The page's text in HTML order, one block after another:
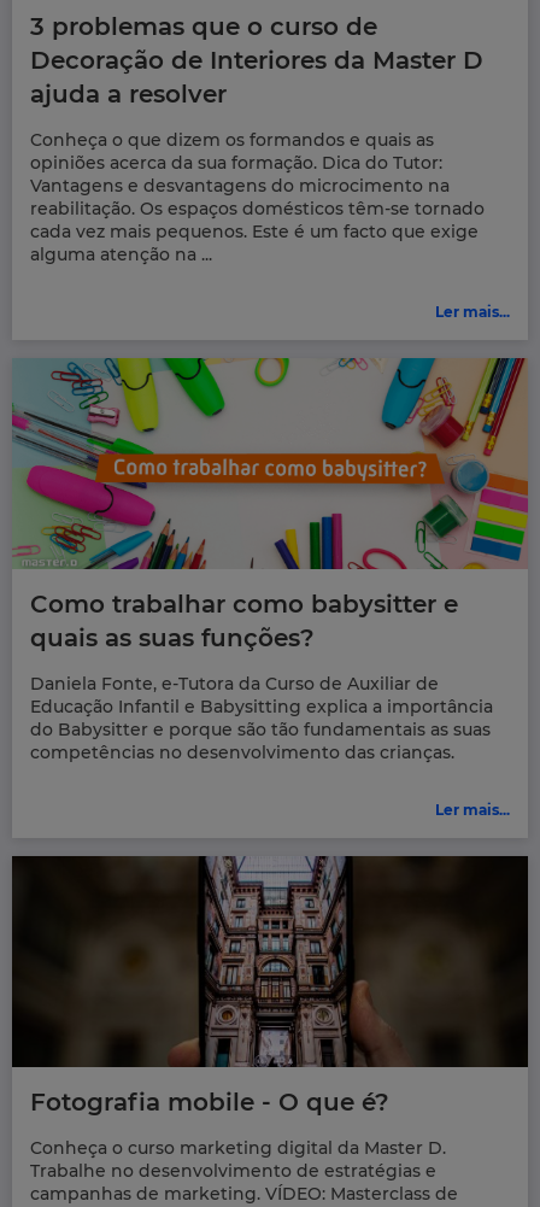
3 problemas que o curso de
Decoração de Interiores da Master D
ajuda a resolver
Conheça o que dizem os formandos e quais as
opiniões acerca da sua formação. Dica do Tutor:
Vantagens e desvantagens do microcimento na
reabilitação. Os espaços domésticos têm-se tornado
cada vez mais pequenos. Este é um facto que exige
alguma atenção na ...
Ler mais...
Como trabalhar como babysitter e
quais as suas funções?
Daniela Fonte, e-Tutora da Curso de Auxiliar de
Educação Infantil e Babysitting explica a importância
do Babysitter e porque são tão fundamentais as suas
competências no desenvolvimento das crianças.
Ler mais...
Fotografia mobile - O que é?
Conheça o curso marketing digital da Master D.
Trabalhe no desenvolvimento de estratégias e
campanhas de marketing. VÍDEO: Masterclass de